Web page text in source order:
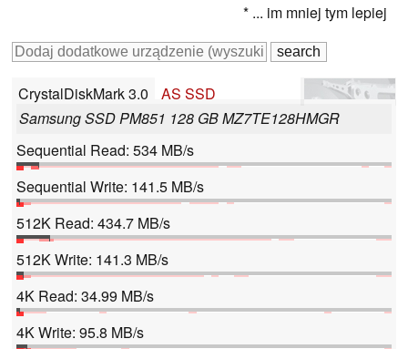
* ... im mniej tym lepiej
CrystalDiskMark 3.0
AS SSD
Samsung SSD PM851 128 GB MZ7TE128HMGR
Sequential Read: 534 MB/s
Sequential Write: 141.5 MB/s
512K Read: 434.7 MB/s
512K Write: 141.3 MB/s
4K Read: 34.99 MB/s
4K Write: 95.8 MB/s